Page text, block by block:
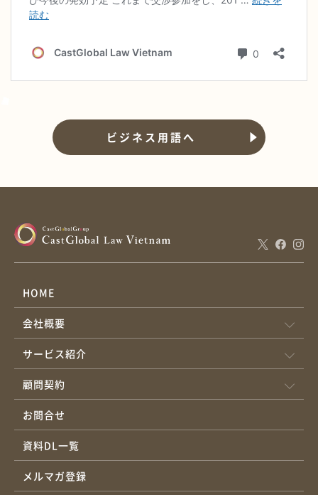
ビジネス用語へ
HOME
会社概要
サービス紹介
顧問契約
お問合せ
資料DL一覧
メルマガ登録